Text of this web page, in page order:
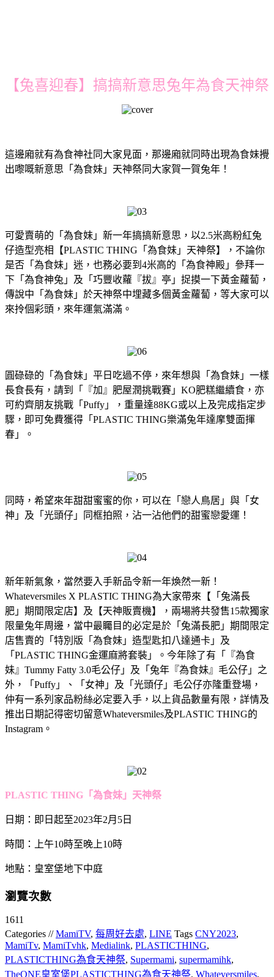
【兔喜迎春】搞搞新意思兔年為食天神祭
這邊廂就有為食神社同大家見面，那邊廂就同時出現為食妹攪
出嚟嘅新意思「為食妹」天神祭同大家賀一賀兔年！
可愛賣萌的「為食妹」新一年搞搞新意思，以2.5米高粉紅兔
仔造型亮相【PLASTIC THING「為食妹」天神祭】，不論你
是否「為食妹」迷，也務必要到4米高的「為食神殿」參拜一
下「為食神兔」及「巧豐收蘿『拔』亭」捉摸一下黃金蘿蔔，
傳說中「為食妹」於天神祭中埋藏多個黃金蘿蔔，等大家可以
來拎個彩頭，來年運氣滿滿。
圓碌碌的「為食妹」平日吃過不停，來年想與「為食妹」一樣
長食長有，請到「『加』肥屋潤挑戰賽」KO肥糕繼續食，亦
可約齊朋友挑戰「Puffy」，重量達88KG或以上及完成指定步
驟，即可免費獲得「PLASTIC THING樂滿兔年達摩雙面揮
春」。
同時，希望來年甜甜蜜蜜的你，可以在「戀人鳥居」與「女
神」及「光頭仔」同框拍照，沾一沾他們的甜蜜戀愛運！
新年新氣象，當然要入手新品令新一年煥然一新！
Whateversmiles X PLASTIC THING為大家帶來【「兔滿長
肥」期間限定店】及【天神販賣機】，兩場將共發售15款獨家
限量兔年周邊，當中最矚目的必定是於「兔滿長肥」期間限定
店售賣的「特別版「為食妹」造型匙扣八達通卡」及
「PLASTIC THING金運麻將套裝」。今年除了有「『為食
妹』Tummy Fatty 3.0毛公仔」及「兔年『為食妹』毛公仔」之
外，「Puffy」、「女神」及「光頭仔」毛公仔亦隆重登場，
仲有一系列家品粉絲必定要入手，以上貨品數量有限，詳情及
推出日期記得密切留意Whateversmiles及PLASTIC THING的
Instagram。
PLASTIC THING「為食妹」天神祭
日期：即日起至2023年2月5日
時間：上午10時至晚上10時
地點：皇室堡地下中庭
瀏覽次數
1611
Categories //MamiTV, 每周好去處, LINE Tags CNY2023,
MamiTv, MamiTvhk, Medialink, PLASTICTHING,
PLASTICTHING為食天神祭, Supermami, supermamihk,
TheONE皇室堡PLASTICTHING為食天神祭, Whateversmiles,